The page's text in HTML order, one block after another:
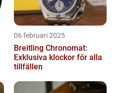
06 februari 2025
Breitling Chronomat:
Exklusiva klockor för alla
tillfällen